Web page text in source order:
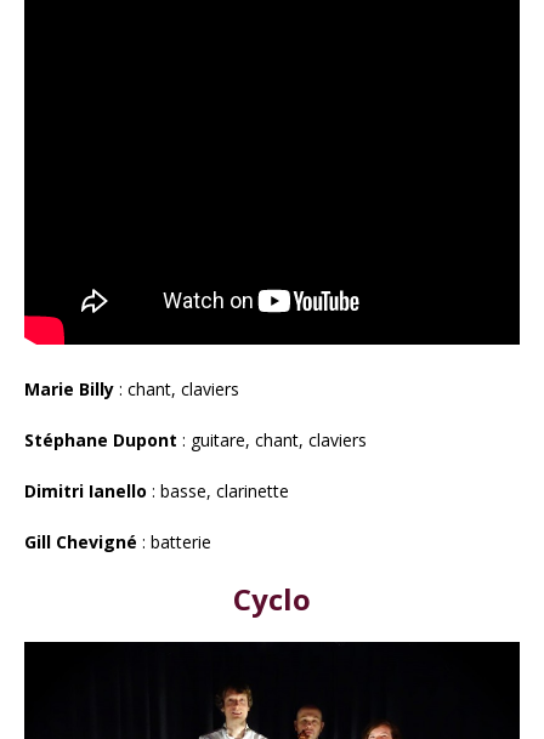
Marie Billy : chant, claviers
Stéphane Dupont : guitare, chant, claviers
Dimitri Ianello : basse, clarinette
Gill Chevigné : batterie
Cyclo